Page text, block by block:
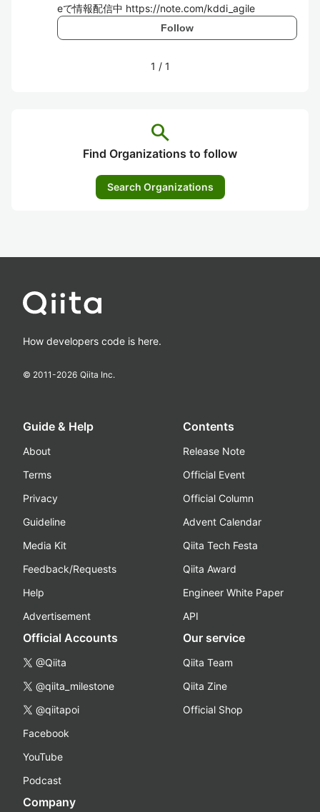
eで情報配信中 https://note.com/kddi_agile
Follow
1 / 1
search
Find Organizations to follow
Search Organizations
How developers code is here.
© 2011-2026 Qiita Inc.
Guide & Help
About
Terms
Privacy
Guideline
Media Kit
Feedback/Requests
Help
Advertisement
Contents
Release Note
Official Event
Official Column
Advent Calendar
Qiita Tech Festa
Qiita Award
Engineer White Paper
API
Official Accounts
@Qiita
@qiita_milestone
@qiitapoi
Facebook
YouTube
Podcast
Our service
Qiita Team
Qiita Zine
Official Shop
Company